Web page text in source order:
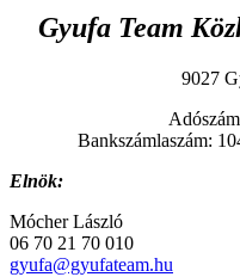
Gyufa Team
9027
Bankszámlaszám:
Elnök:
Mócher László
06 70 21 70 010
gyufa@gyufateam.hu